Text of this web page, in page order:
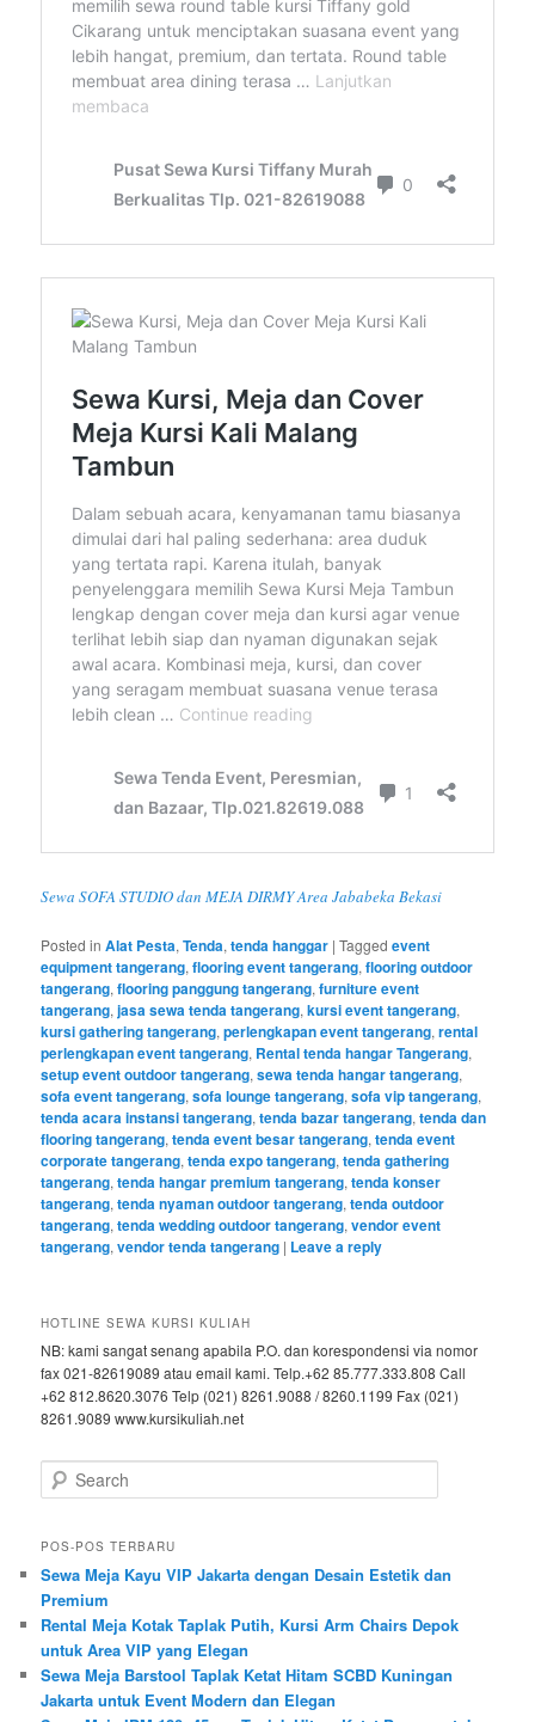
Sewa SOFA STUDIO dan MEJA DIRMY Area Jababeka Bekasi
Posted in Alat Pesta,Tenda,tenda hanggar |Tagged event
equipment tangerang,flooring event tangerang,flooring outdoor
tangerang,flooring panggung tangerang,furniture event
tangerang,jasa sewa tenda tangerang,kursi event tangerang,
kursi gathering tangerang,perlengkapan event tangerang,rental
perlengkapan event tangerang, Rental tenda hangar Tangerang,
setup event outdoor tangerang,sewa tenda hangar tangerang,
sofa event tangerang,sofa lounge tangerang,sofa vip tangerang,
tenda acara instansi tangerang,tenda bazar tangerang,tenda dan
flooring tangerang,tenda event besar tangerang,tenda event
corporate tangerang,tenda expo tangerang,tenda gathering
tangerang,tenda hangar premium tangerang,tenda konser
tangerang,tenda nyaman outdoor tangerang,tenda outdoor
tangerang,tenda wedding outdoor tangerang,vendor event
tangerang,vendor tenda tangerang | Leave a reply
HOTLINE SEWA KURSI KULIAH
NB: kami sangat senang apabila P.O. dan korespondensi via nomor
fax 021-82619089 atau email kami. Telp.+62 85.777.333.808 Call
+62 812.8620.3076 Telp (021) 8261.9088 / 8260.1199 Fax (021)
8261.9089 www.kursikuliah.net
Search
POS-POS TERBARU
Sewa Meja Kayu VIP Jakarta dengan Desain Estetik dan
Premium
Rental Meja Kotak Taplak Putih, Kursi Arm Chairs Depok
untuk Area VIP yang Elegan
Sewa Meja Barstool Taplak Ketat Hitam SCBD Kuningan
Jakarta untuk Event Modern dan Elegan